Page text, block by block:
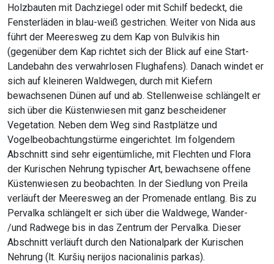
Holzbauten mit Dachziegel oder mit Schilf bedeckt, die
Fensterläden in blau-weiß gestrichen. Weiter von Nida aus
führt der Meeresweg zu dem Kap von Bulvikis hin
(gegenüber dem Kap richtet sich der Blick auf eine Start-
Landebahn des verwahrlosen Flughafens). Danach windet er
sich auf kleineren Waldwegen, durch mit Kiefern
bewachsenen Dünen auf und ab. Stellenweise schlängelt er
sich über die Küstenwiesen mit ganz bescheidener
Vegetation. Neben dem Weg sind Rastplätze und
Vogelbeobachtungstürme eingerichtet. Im folgendem
Abschnitt sind sehr eigentümliche, mit Flechten und Flora
der Kurischen Nehrung typischer Art, bewachsene offene
Küstenwiesen zu beobachten. In der Siedlung von Preila
verläuft der Meeresweg an der Promenade entlang. Bis zu
Pervalka schlängelt er sich über die Waldwege, Wander-
/und Radwege bis in das Zentrum der Pervalka. Dieser
Abschnitt verläuft durch den Nationalpark der Kurischen
Nehrung (lt. Kuršių nerijos nacionalinis parkas).